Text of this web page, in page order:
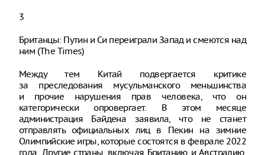
3
Британцы: Путин и Си переиграли Запад и смеются над
ним (The Times)
Между тем Китай подвергается критике
за преследования мусульманского меньшинства
и прочие нарушения прав человека, что он
категорически опровергает. В этом месяце
администрация Байдена заявила, что не станет
отправлять официальных лиц в Пекин на зимние
Олимпийские игры, которые состоятся в феврале 2022
года. Другие страны, включая Британию и Австралию,